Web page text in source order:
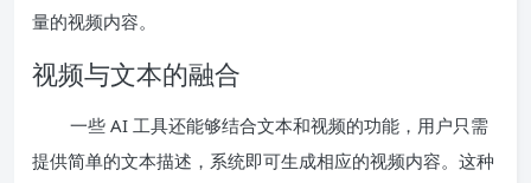
量的视频内容。
视频与文本的融合
一些 AI 工具还能够结合文本和视频的功能，用户只需
提供简单的文本描述，系统即可生成相应的视频内容。这种